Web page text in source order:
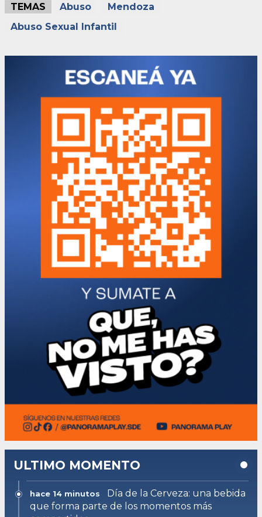
TEMAS Abuso
Mendoza
Abuso Sexual Infantil
ULTIMO MOMENTO
hace 14 minutos
Día de la Cerveza: una bebida
que forma parte de los momentos más